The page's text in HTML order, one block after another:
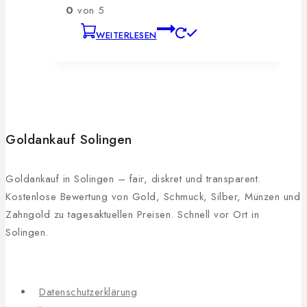
0 von 5
WEITERLESEN
Goldankauf Solingen
Goldankauf in Solingen – fair, diskret und transparent.
Kostenlose Bewertung von Gold, Schmuck, Silber, Münzen und
Zahngold zu tagesaktuellen Preisen. Schnell vor Ort in
Solingen.
Datenschutzerklärung